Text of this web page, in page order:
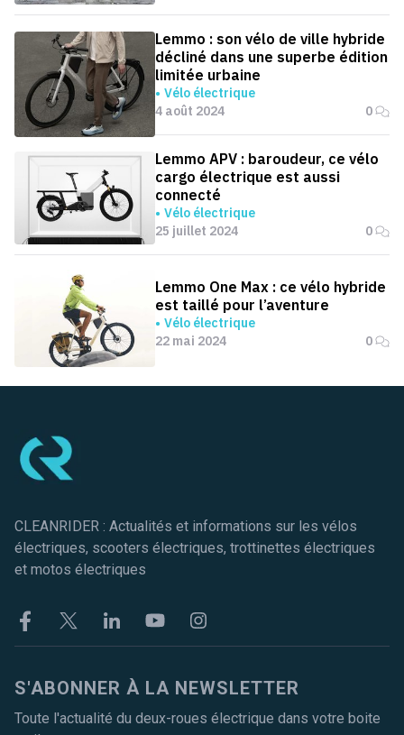
Lemmo : son vélo de ville hybride
décliné dans une superbe édition
limitée urbaine
Vélo électrique
4 août 2024
0
Lemmo APV : baroudeur, ce vélo
cargo électrique est aussi
connecté
Vélo électrique
25 juillet 2024
0
Lemmo One Max : ce vélo hybride
est taillé pour l’aventure
Vélo électrique
22 mai 2024
0
CLEANRIDER : Actualités et informations sur les vélos
électriques, scooters électriques, trottinettes électriques
et motos électriques
FacebookTwitter LinkekinYoutubeInstagram
S'ABONNER À LA NEWSLETTER
Toute l'actualité du deux-roues électrique dans votre boite